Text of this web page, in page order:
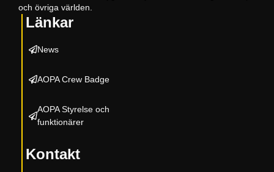
och övriga världen.
Länkar
News
AOPA Crew Badge
AOPA Styrelse och
funktionärer
Kontakt